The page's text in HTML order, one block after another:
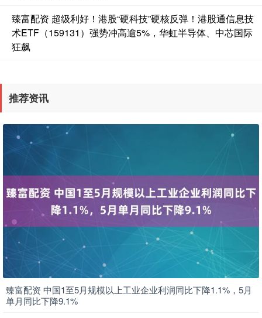
臻富配资 超级利好！港股“硬科技”硬核反弹！港股通信息技
术ETF（159131）强势冲高逾5%，华虹半导体、中芯国际
狂飙
推荐资讯
臻富配资 中国1至5月规模以上工业企业利润同比下降1.1%，5月
单月同比下降9.1%